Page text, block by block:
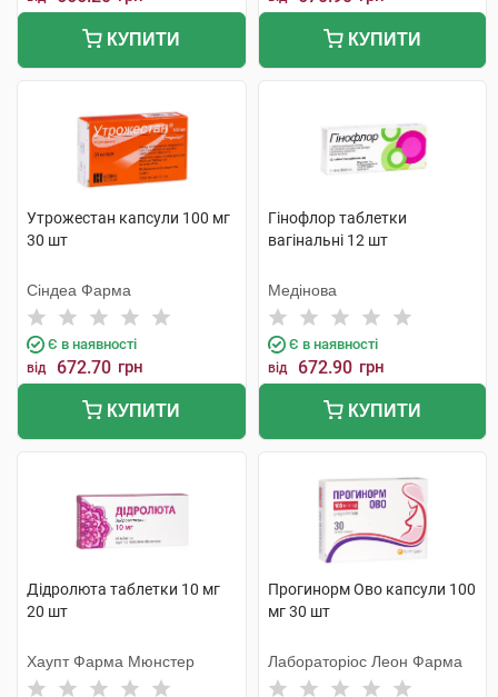
КУПИТИ КУПИТИ
Утрожестан капсули 100 мг
30 шт
Сіндеа Фарма
Є в наявності
від 672.70 грн
КУПИТИ
Гінофлор таблетки
вагінальні 12 шт
Медінова
Є в наявності
від 672.90 грн
КУПИТИ
Дідролюта таблетки 10 мг
20 шт
Хаупт Фарма Мюнстер
Прогинорм Ово капсули 100
мг 30 шт
Лабораторіос Леон Фарма